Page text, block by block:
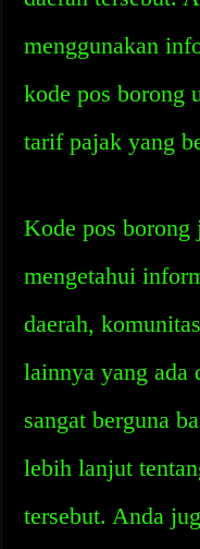
menggunakan
kode pos borong
tarif pajak yang
Kode pos borong
mengetahui
daerah,
lainnya yang ada
sangat berguna
lebih lanjut
tersebut. Anda